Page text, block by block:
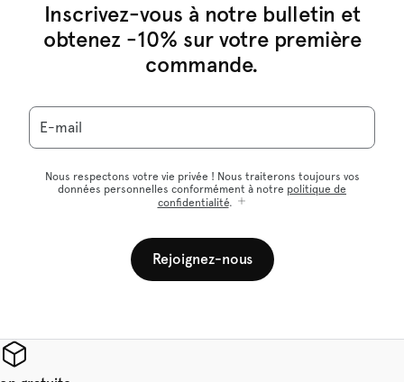
Inscrivez-vous à notre bulletin et
obtenez -10% sur votre première
commande.
E-mail
Nous respectons votre vie privée ! Nous traiterons toujours vos
données personnelles conformément à notre politique de
confidentialité.
Rejoignez-nous